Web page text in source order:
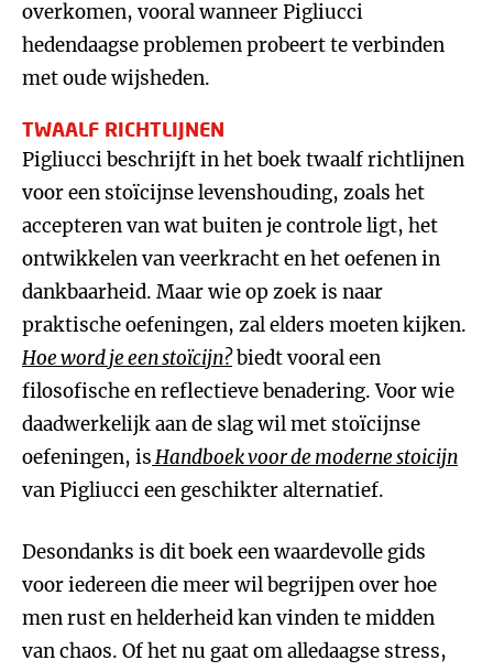
overkomen, vooral wanneer Pigliucci
hedendaagse problemen probeert te verbinden
met oude wijsheden.
TWAALF RICHTLIJNEN
Pigliucci beschrijft in het boek twaalf richtlijnen
voor een stoïcijnse levenshouding, zoals het
accepteren van wat buiten je controle ligt, het
ontwikkelen van veerkracht en het oefenen in
dankbaarheid. Maar wie op zoek is naar
praktische oefeningen, zal elders moeten kijken.
Hoe word je een stoïcijn?biedt vooral een
filosofische en reflectieve benadering. Voor wie
daadwerkelijk aan de slag wil met stoïcijnse
oefeningen, isHandboek voor de moderne stoicijn
van Pigliucci een geschikter alternatief.
Desondanks is dit boek een waardevolle gids
voor iedereen die meer wil begrijpen over hoe
men rust en helderheid kan vinden te midden
van chaos. Of het nu gaat om alledaagse stress,